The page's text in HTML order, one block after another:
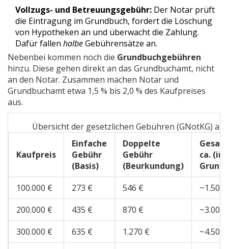
Vollzugs- und Betreuungsgebühr: Der Notar prüft
die Eintragung im Grundbuch, fordert die Löschung
von Hypotheken an und überwacht die Zahlung.
Dafür fallen halbeGebührensätze an.
Nebenbei kommen noch die Grundbuchgebühren
hinzu. Diese gehen direkt an das Grundbuchamt, nicht
an den Notar. Zusammen machen Notar und
Grundbuchamt etwa 1,5 % bis 2,0 % des Kaufpreises
aus.
Übersicht der gesetzlichen Gebühren (GNotKG) ab
Kaufpreis
Einfache
Gebühr
(Basis)
Doppelte
Gebühr
(Beurkundung)
ca.
100.000 €
273 € 546 €
~1.500
200.000 €
435 € 870 €
~3.000
300.000 €
635 € 1.270 €
~4.500